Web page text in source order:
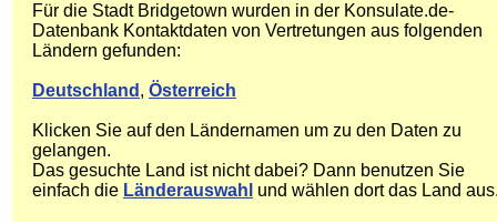
Für die Stadt Bridgetown wurden in der Konsulate.de-
Datenbank Kontaktdaten von Vertretungen aus folgenden
Ländern gefunden:
Deutschland , Österreich
Klicken Sie auf den Ländernamen um zu den Daten zu
gelangen.
Das gesuchte Land ist nicht dabei? Dann benutzen Sie
einfach die Länderauswahl und wählen dort das Land